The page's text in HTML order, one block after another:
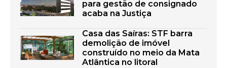
para gestão de consignado
acaba na Justiça
Casa das Saíras: STF barra
demolição de imóvel
construído no meio da Mata
Atlântica no litoral